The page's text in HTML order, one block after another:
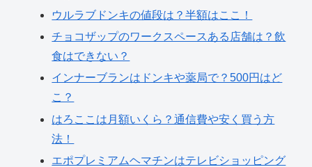
ウルラブドンキの値段は？半額はここ！
チョコザップのワークスペースある店舗は？飲
食はできない？
インナーブランはドンキや薬局で？500円はど
こ？
はろここは月額いくら？通信費や安く買う方
法！
エポプレミアムヘマチンはテレビショッピング